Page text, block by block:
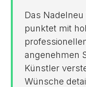
Das
punktet mit
angenehmen
Künstler
Wünsche